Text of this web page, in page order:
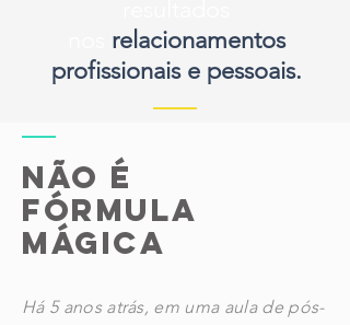
relacionamentos
profissionais e pessoais.
não é
fórmula
mágica
Há 5 anos atrás, em uma aula de pós-